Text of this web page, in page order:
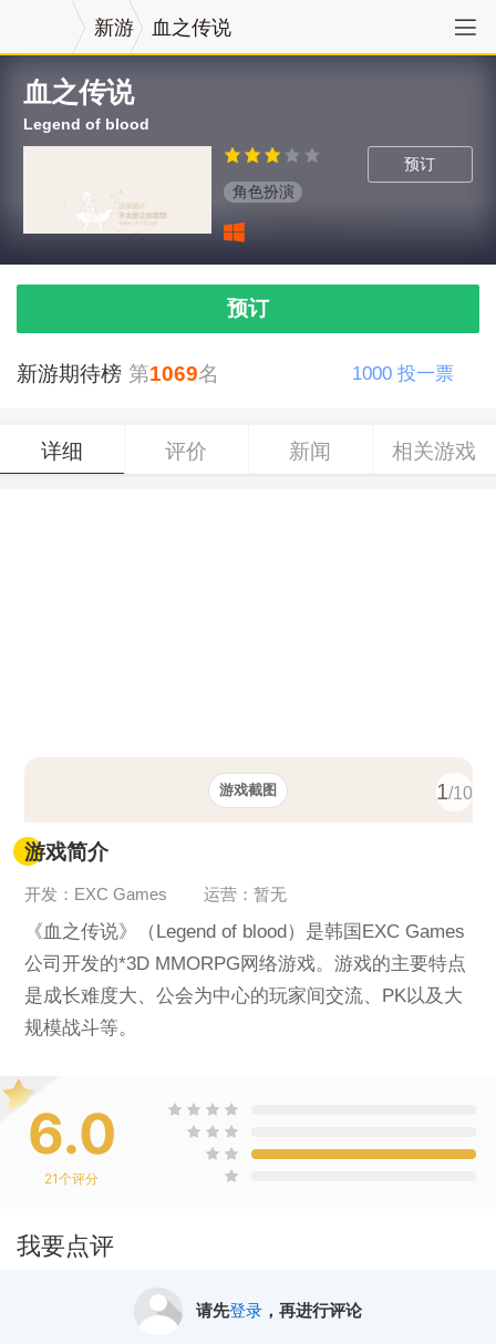
新游 血之传说
血之传说
Legend of blood
预订
角色扮演
预订
新游期待榜 第1069名 1000 投一票
详细 评价 新闻 相关游戏
1/10
游戏截图
游戏简介
开发：EXC Games 运营：暂无
《血之传说》（Legend of blood）是韩国EXC Games
公司开发的*3D MMORPG网络游戏。游戏的主要特点
是成长难度大、公会为中心的玩家间交流、PK以及大
规模战斗等。
6.0
21个评分
我要点评
请先登录，再进行评论